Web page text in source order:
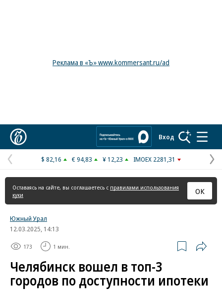
Реклама в «Ъ» www.kommersant.ru/ad
Вход
Предыдущая
страница
$ 82,16 € 94,83 ¥ 12,23 IMOEX 2281,31
Оставаясь на сайте, вы соглашаетесь с правилами использования
куки
ОК
Южный Урал
12.03.2025, 14:13
173 1 мин.
Челябинск вошел в топ-3
городов по доступности ипотеки